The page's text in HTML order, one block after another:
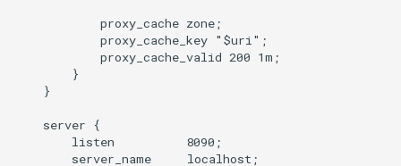
jwt-verification
kafka
            proxy_cache zone;
            proxy_cache_key "$uri";
            proxy_cache_valid 200 1m;
        }
    }
    server {
        listen          8090;
        server_name     localhost;